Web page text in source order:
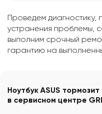
Проведем
устранения проблемы,
выполним срочный
гарантию на
Ноутбук ASUS
в сервисном центре